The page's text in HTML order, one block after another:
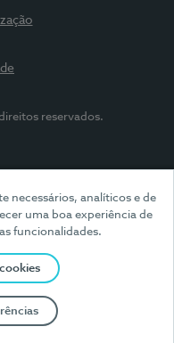
necessários, analíticos e de
uma boa experiência de
funcionalidades.
reservados.